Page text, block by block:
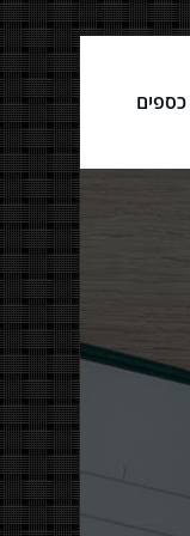
כספים